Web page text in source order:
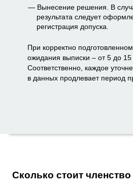
Вынесение решения. В
результата следует
регистрация допуска.
При корректно
ожидания выписки – от 5 до 15
Соответственно, каждое
в данных продлевает период
Сколько стоит членство